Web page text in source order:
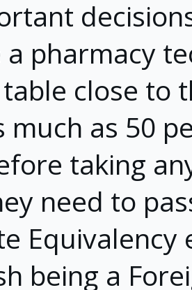
a pharmacy
close to
much as 50
taking
need to
Equivalency
being a